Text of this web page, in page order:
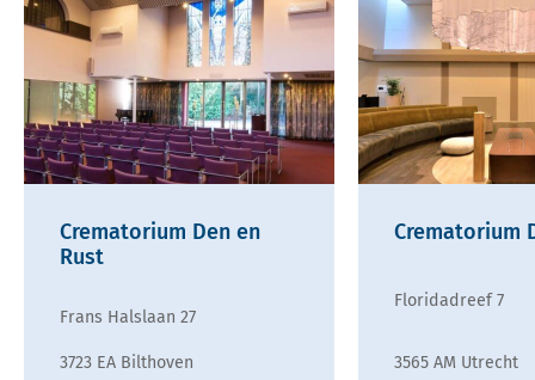
Crematorium Den en
Rust
Frans Halslaan 27
3723 EA Bilthoven
Crematorium
Floridadreef 7
3565 AM Utrecht